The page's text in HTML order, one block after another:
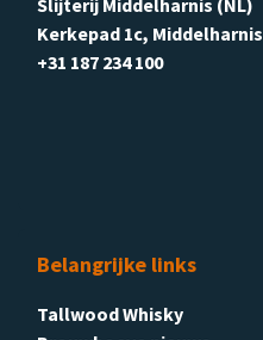
Kerkepad 1c, Middelharnis
+31 187 234 100
Belangrijke links
Tallwood Whisky